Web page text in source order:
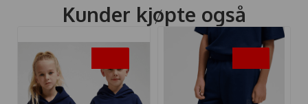
Kunder kjøpte også